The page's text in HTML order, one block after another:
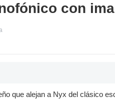
con
que alejan a Nyx del clásico